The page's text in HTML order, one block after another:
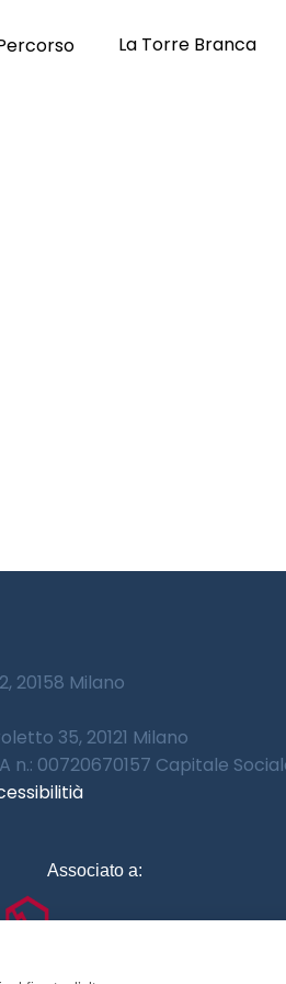
La Torre Branca
20158 Milano
35, 20121 Milano
00720670157 Capitale
Associato a: